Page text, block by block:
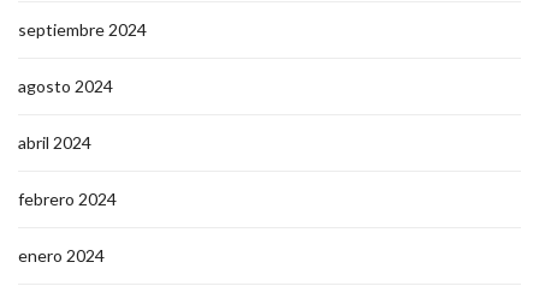
septiembre 2024
agosto 2024
abril 2024
febrero 2024
enero 2024